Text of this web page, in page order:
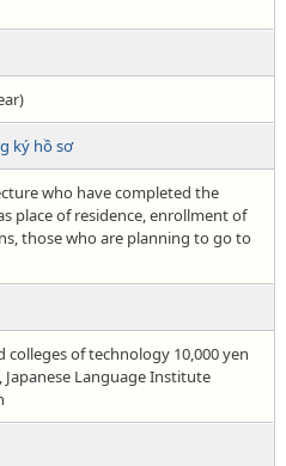
ký hồ sơ
who have completed the
place of residence, enrollment of
those who are planning to go to
colleges of technology 10,000 yen
Language Institute